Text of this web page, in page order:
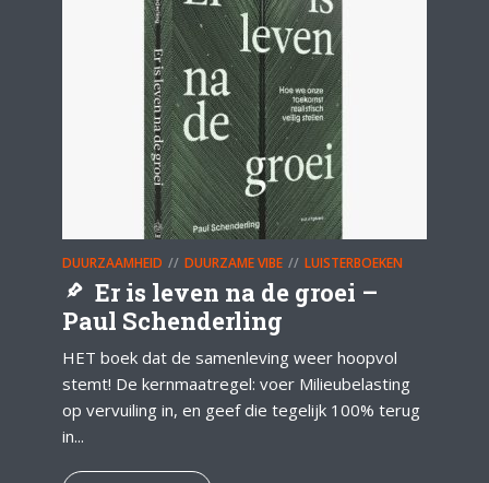
DUURZAAMHEID DUURZAME VIBE LUISTERBOEKEN
Er is leven na de groei –
Paul Schenderling
HET boek dat de samenleving weer hoopvol
stemt! De kernmaatregel: voer Milieubelasting
op vervuiling in, en geef die tegelijk 100% terug
in...